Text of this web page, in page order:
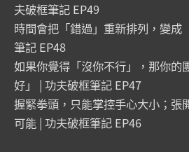
夫破框筆記 EP49
時間會把「錯過」重新排列，變成
筆記 EP48
如果你覺得「沒你不行」，那你的
好」 | 功夫破框筆記 EP47
握緊拳頭，只能掌控手心大小；張
可能 | 功夫破框筆記 EP46